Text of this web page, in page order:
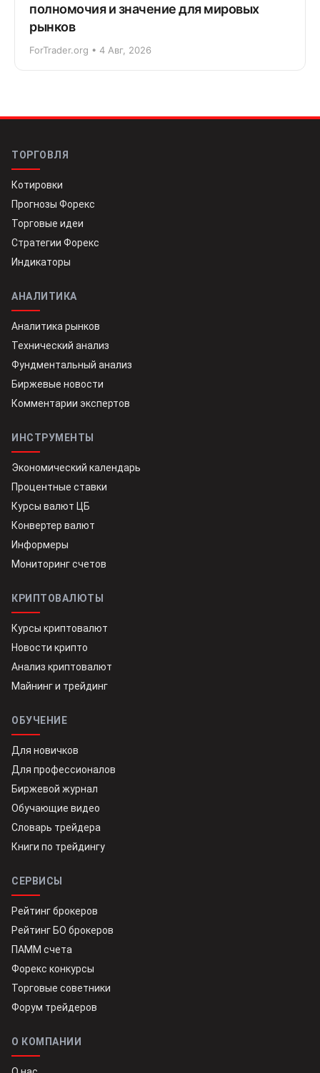
полномочия и значение для мировых
рынков
ForTrader.org • 4 Авг, 2026
ТОРГОВЛЯ
Котировки
Прогнозы Форекс
Торговые идеи
Стратегии Форекс
Индикаторы
АНАЛИТИКА
Аналитика рынков
Технический анализ
Фундментальный анализ
Биржевые новости
Комментарии экспертов
ИНСТРУМЕНТЫ
Экономический календарь
Процентные ставки
Курсы валют ЦБ
Конвертер валют
Информеры
Мониторинг счетов
КРИПТОВАЛЮТЫ
Курсы криптовалют
Новости крипто
Анализ криптовалют
Майнинг и трейдинг
ОБУЧЕНИЕ
Для новичков
Для профессионалов
Биржевой журнал
Обучающие видео
Словарь трейдера
Книги по трейдингу
СЕРВИСЫ
Рейтинг брокеров
Рейтинг БО брокеров
ПАММ счета
Форекс конкурсы
Торговые советники
Форум трейдеров
О КОМПАНИИ